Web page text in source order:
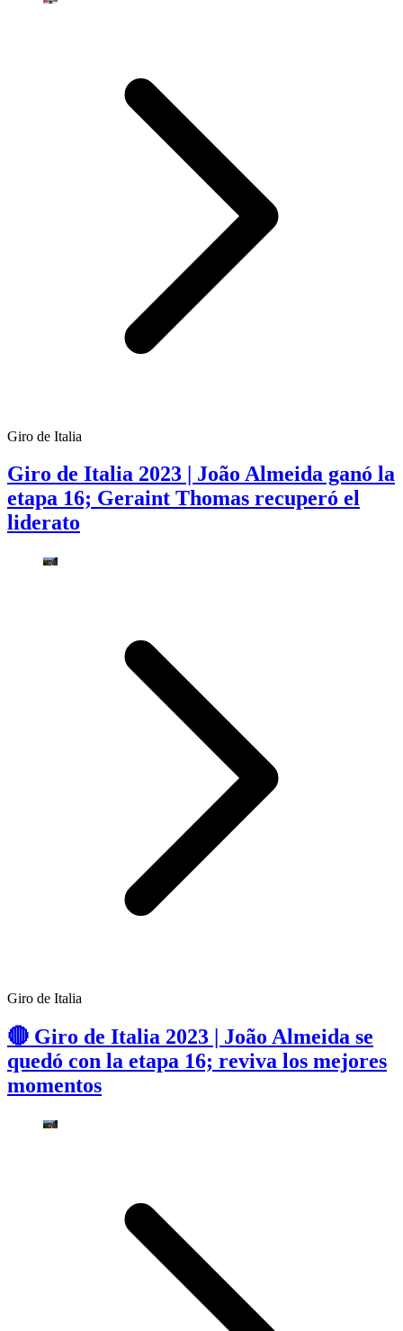
Giro de Italia
Giro de Italia 2023 | João Almeida ganó la
etapa 16; Geraint Thomas recuperó el
liderato
Giro de Italia
🔴 Giro de Italia 2023 | João Almeida se
quedó con la etapa 16; reviva los mejores
momentos